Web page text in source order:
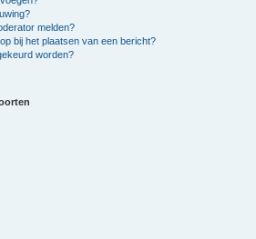
melden?
bij het plaatsen van een bericht?
worden?